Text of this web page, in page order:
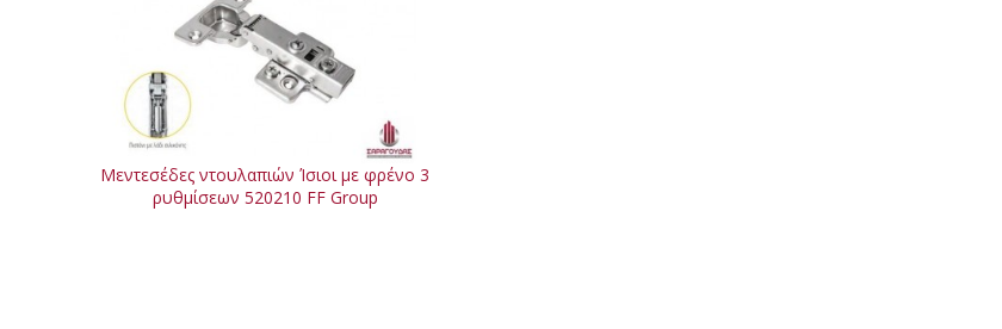
Μεντεσέδες ντουλαπιών Ίσιοι με φρένο 3
ρυθμίσεων 520210 FF Group